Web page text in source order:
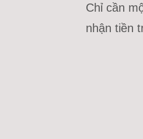
Chỉ cần
nhận tiền